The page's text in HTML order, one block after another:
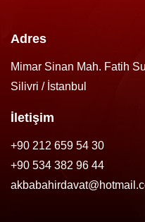
Adres
Mimar Sinan Mah. Fatih
Silivri / İstanbul
İletişim
+90 212 659 54 30
+90 534 382 96 44